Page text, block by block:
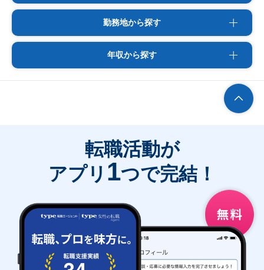
勤務地から探す
年収から探す
転職活動が
アプリ 1つで完結！